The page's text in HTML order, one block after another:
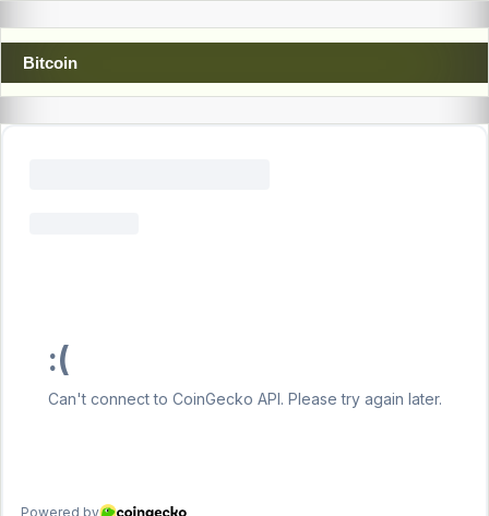
Bitcoin